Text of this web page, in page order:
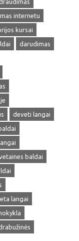
internetu
kursai
darudimas
deveti langai
baldai
langai